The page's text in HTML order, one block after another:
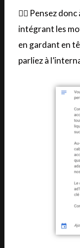
✍🏼 Pensez
intégrant les
en gardant en
parliez à